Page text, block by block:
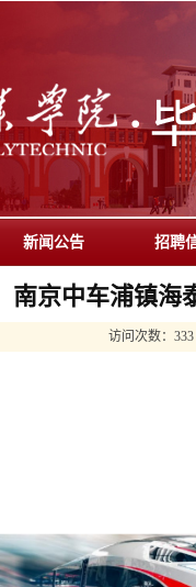
新闻公告 招聘
南京中车浦镇海
访问次数： 333